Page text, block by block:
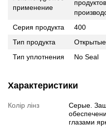
применение
Серия продукта
400
Тип продукта
Тип уплотнения
No Seal
Характеристики
Колір лінз
Серые.
глазами